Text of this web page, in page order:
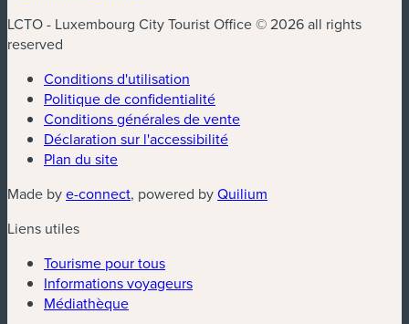
LCTO - Luxembourg City Tourist Office © 2026 all rights
reserved
Conditions d'utilisation
Politique de confidentialité
Conditions générales de vente
Déclaration sur l'accessibilité
Plan du site
Made bye-connect(nouvelle fenêtre)
, powered byQuilium
Liens utiles
Tourisme pour tous
Informations voyageurs
Médiathèque